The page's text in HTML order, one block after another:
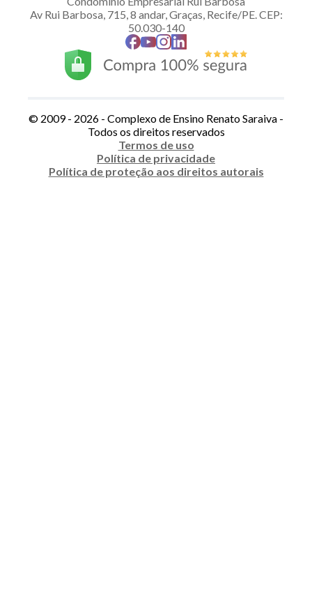
Av Rui Barbosa, 715, 8 andar, Graças, Recife/PE. CEP:
50.030-140
© 2009 - 2026 - Complexo de Ensino Renato Saraiva -
Todos os direitos reservados
Termos de uso
Política de privacidade
Política de proteção aos direitos autorais